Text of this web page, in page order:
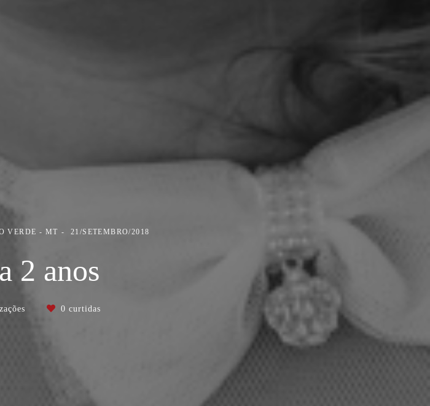
VERDE - MT 21/SETEMBRO/2018
2 anos
0 curtidas